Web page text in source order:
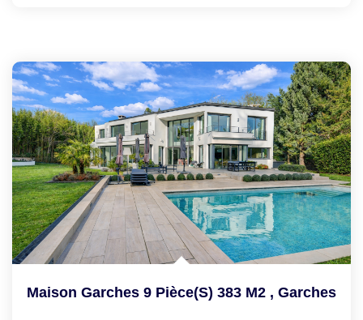
Maison Garches 9 Pièce(s) 383 M2 , Garches